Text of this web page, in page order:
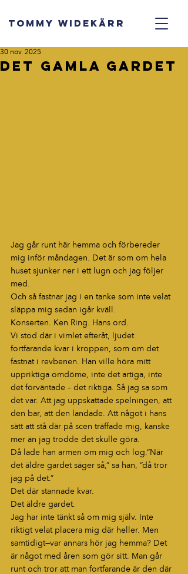
TOMMY WIDEKÄRR
Det gamla gardet
30 nov. 2025
Jag går runt här hemma och förbereder
mig inför måndagen. Det är som om hela
huset sjunker ner i ett lugn och jag följer
med.
Och så fastnar jag i en tanke som inte velat
släppa mig sedan igår kväll.
Konserten. Ken Ring. Hans ord.
Vi stod där i vimlet efteråt, ljudet
fortfarande kvar i kroppen, som om det
fastnat i revbenen. Han ville höra mitt
uppriktiga omdöme, inte det artiga, inte
det förväntade – det riktiga. Så jag sa som
det var. Att jag uppskattade spelningen, att
den bar, att den landade. Att något i hans
sätt att stå där på scen träffade mig, kanske
mer än jag trodde det skulle göra.
Då lade han armen om mig och log.“När
det äldre gardet säger så,” sa han, “då tror
jag på det.”
Det där stannade kvar.
Det äldre gardet.
Jag har inte tänkt så om mig själv. Inte
riktigt velat placera mig där heller. Men
samtidigt—var annars hör jag hemma? Det
är något med åren som gör sitt. Man går
runt och tror att man fortfarande är den där